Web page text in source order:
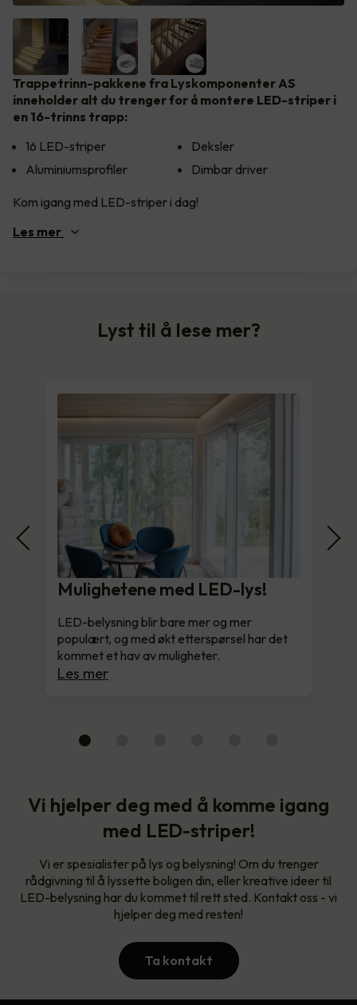
Trappetrinn-pakkene fra Lyskomponenter AS
inneholder alt du trenger for å montere LED-striper i
en 16-trinns trapp:
16 LED-striper
Aluminiumsprofiler
Deksler
Dimbar driver
Kom igang med LED-striper i dag!
Les mer
Lyst til å lese mer?
Mulighetene med LED-lys!
LED-belysning blir bare mer og mer
populært, og med økt etterspørsel har det
kommet et hav av muligheter.
Les mer
Vi hjelper deg med å komme igang
med LED-striper!
Vi er spesialister på lys og belysning! Om du trenger
rådgivning til å lyssette boligen din, eller kreative ideer til
LED-belysning har du kommet til rett sted. Kontakt oss - vi
hjelper deg med resten!
Ta kontakt